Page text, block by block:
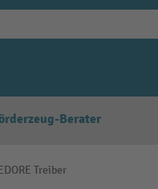
Berater
Treiber